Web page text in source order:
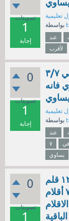
تصويتات
1
إجابة
تعليمية
عند
لأقرب
0
تصويتات
1
إجابة
عند كتابة الكسر الغير فعلي ٣/٧
فانه
تعليمية
عند
٧
في
يساوي
0
تصويتات
1
لدى فارس صندوق فيه ١٢ قلم
تخطيط إذا أستعمل منها ٧ أقلام
الباقية